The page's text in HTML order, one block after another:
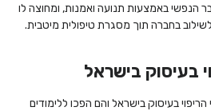
באמצעות תנועה ואמנות, ומחוצה לו
בחברה תוך מסגרת טיפולית מיטבית.
בעיסוק בישראל
לימודי הריפוי בעיסוק בישראל והם הפכו ללימודים